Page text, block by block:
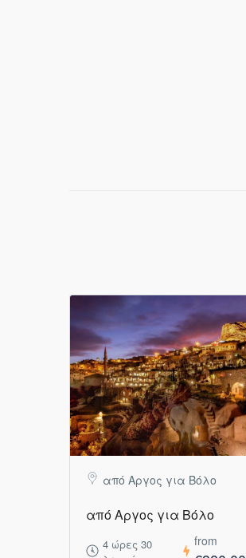
από Αργος για Βόλο
από Αργος για Βόλο
4 ώρες 30
from